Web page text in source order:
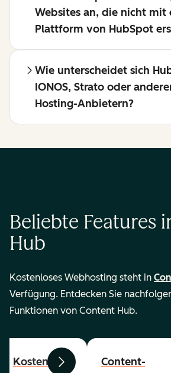
Websites an, die nicht mit
Plattform von HubSpot
Wie unterscheidet sich
IONOS, Strato oder
Hosting-Anbietern?
Beliebte Features
Hub
Kostenloses Webhosting steht in
Verfügung. Entdecken Sie
Funktionen von Content Hub.
ZurückWeiter
Kostenloser
Content-